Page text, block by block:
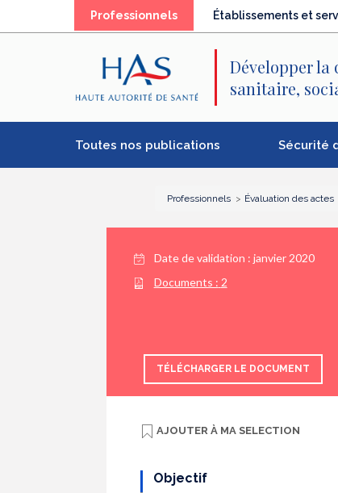
Professionnels(élémentÉtablissements et
Développer la
sanitaire,
Toutes nos publications Sécurité
Professionnels Évaluation des actes
Date de validation : janvier 2020
Documents : 2
TÉLÉCHARGER LE DOCUMENT
AJOUTER À MA SELECTION
Objectif